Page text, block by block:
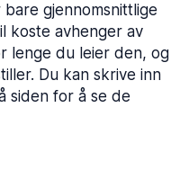
gjennomsnittlige
koste avhenger av
lenge du leier den, og
Du kan skrive inn
siden for å se de